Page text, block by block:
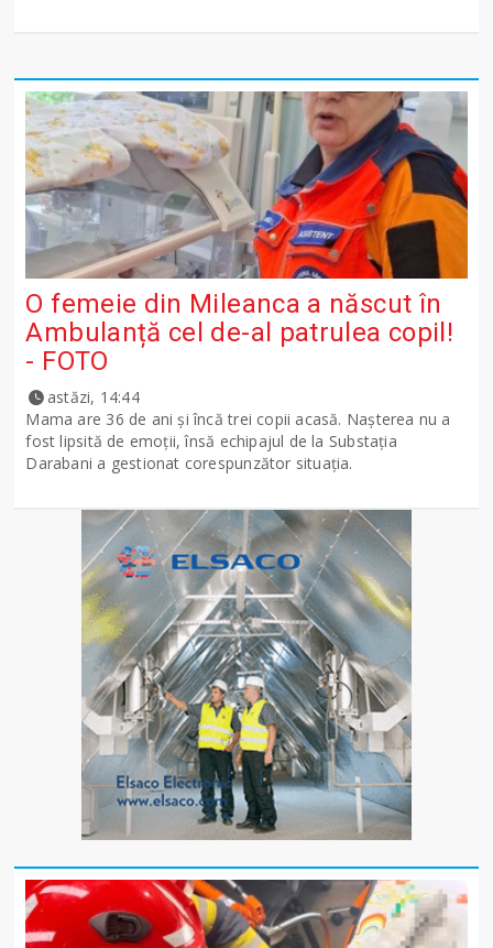
O femeie din Mileanca a născut în
Ambulanță cel de-al patrulea copil!
- FOTO
astăzi, 14:44
Mama are 36 de ani și încă trei copii acasă. Nașterea nu a
fost lipsită de emoții, însă echipajul de la Substația
Darabani a gestionat corespunzător situația.